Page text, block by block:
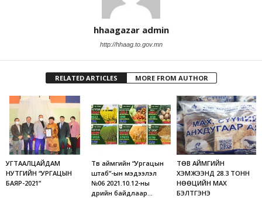
hhaagazar admin
http://hhaag.to.gov.mn
RELATED ARTICLES MORE FROM AUTHOR
УГТААЛЦАЙДАМ
НУТГИЙН “УРГАЦЫН
БАЯР-2021”
Төв аймгийн “Ургацын
штаб”-ын мэдээлэл
№06 2021.10.12-ны
өдрийн байдлаар…
ТӨВ АЙМГИЙН
ХЭМЖЭЭНД 28.3 ТОНН
НӨӨЦИЙН МАХ
БЭЛТГЭНЭ